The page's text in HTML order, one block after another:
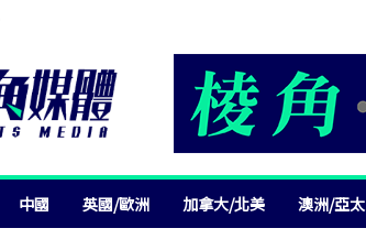
中國 英國/歐洲 加拿大/北美 澳洲/亞太